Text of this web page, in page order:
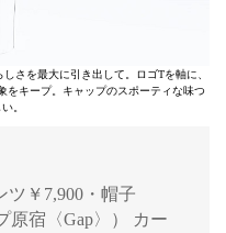
さを最大に引き出して。ロゴTを軸に、
をキープ。キャップのスポーティな味つ
。
ツ￥7,900・帽子
原宿〈Gap〉） カー